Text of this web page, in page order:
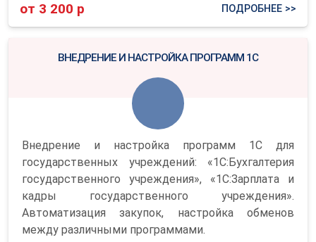
от 3 200 р ПОДРОБНЕЕ >>
ВНЕДРЕНИЕ И НАСТРОЙКА ПРОГРАММ 1С
Внедрение и настройка программ 1С для
государственных учреждений: «1С:Бухгалтерия
государственного учреждения», «1С:Зарплата и
кадры государственного учреждения».
Автоматизация закупок, настройка обменов
между различными программами.